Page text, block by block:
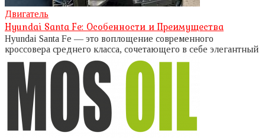
Двигатель
Hyundai Santa Fe: Особенности и Преимущества
Hyundai Santa Fe — это воплощение современного
кроссовера среднего класса, сочетающего в себе элегантный